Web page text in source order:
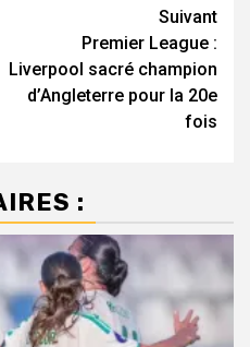
Suivant
Premier League :
Liverpool sacré champion
d’Angleterre pour la 20e
fois
: